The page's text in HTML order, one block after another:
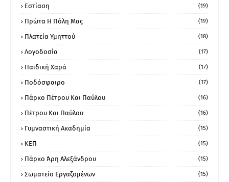
Εστίαση (19)
Πρώτα Η Πόλη Μας (19)
Πλατεία Υμηττού (18)
Λογοδοσία (17)
Παιδική Χαρά (17)
Ποδόσφαιρο (17)
Πάρκο Πέτρου Και Παύλου (16)
Πέτρου Και Παύλου (16)
Γυμναστική Ακαδημία (15)
ΚΕΠ (15)
Πάρκο Άρη Αλεξάνδρου (15)
Σωματείο Εργαζομένων (15)